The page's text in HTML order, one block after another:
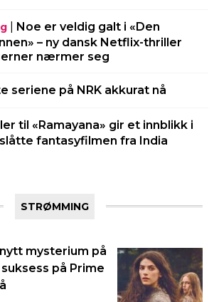
Noe er veldig galt i «Den
– ny dansk Netflix-thriller
nærmer seg
seriene på NRK akkurat nå
til «Ramayana» gir et innblikk i
fantasyfilmen fra India
STRØMMING
mysterium på
på Prime